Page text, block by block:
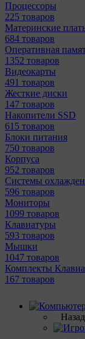
Процессоры
225 товаров
Материнcкие
684 товаров
Оперативная
1352 товаров
Видеокарты
491 товаров
Жесткие диски
147 товаров
Накопители SSD
615 товаров
Блоки питания
750 товаров
Корпуса
952 товаров
Системы
596 товаров
Мониторы
1099 товаров
Клавиатуры
593 товаров
Мышки
1047 товаров
Комплекты
167 товаров
Назад